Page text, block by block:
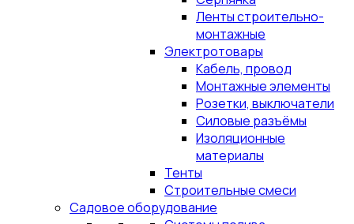
Ленты строительно-
монтажные
Электротовары
Кабель, провод
Монтажные элементы
Розетки, выключатели
Силовые разъёмы
Изоляционные
материалы
Тенты
Строительные смеси
Садовое оборудование